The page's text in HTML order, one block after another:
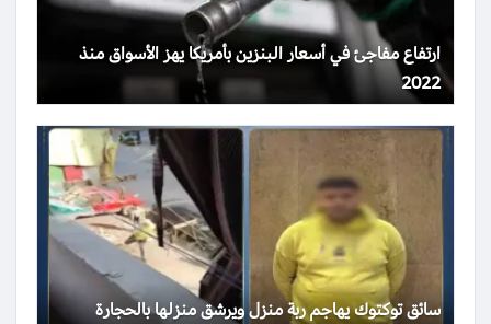
ارتفاع مفاجئ في أسعار البنزين بأمريكا يهز الأسواق منذ
2022
سائق توكتوك يهاجم ربة منزل ويرشق منزلها بالحجارة